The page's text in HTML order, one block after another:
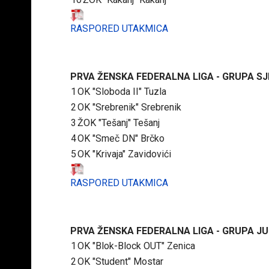
RASPORED UTAKMICA
PRVA ŽENSKA FEDERALNA LIGA - GRUPA
1 OK "Sloboda II" Tuzla
2OK "Srebrenik" Srebrenik
3 ŽOK "Tešanj" Tešanj
4OK "Smeč DN" Brčko
5OK "Krivaja" Zavidovići
RASPORED UTAKMICA
PRVA ŽENSKA FEDERALNA LIGA - GRUPA
1 OK "Blok-Block OUT" Zenica
2OK "Student" Mostar